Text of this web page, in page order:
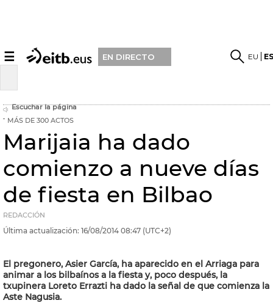
☰ EN DIRECTO EU
Escuchar la página
MÁS DE 300 ACTOS
Marijaia ha dado
comienzo a nueve días
de fiesta en Bilbao
REDACCIÓN
Última actualización: 16/08/2014 08:47 (UTC+2)
El pregonero, Asier García, ha aparecido en el Arriaga para
animar a los bilbaínos a la fiesta y, poco después, la
txupinera Loreto Errazti ha dado la señal de que comienza la
Aste Nagusia.